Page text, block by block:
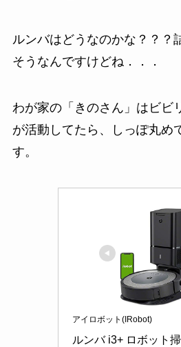
ルンバはどうなのかな？？？
そうなんですけどね．．．
わが家の「きのさん」はビビ
が活動してたら、しっぽ丸め
す。
アイロボット(IRobot)
ルンバ i3+ ロボット